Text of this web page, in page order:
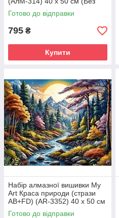
підрамника)
Готово до відправки
795 ₴
Купити
Набір алмазної вишивки My
Art Краса природи (стрази
AB+FD) (AR-3352) 40 х 50 см
(На підрамнику)
Готово до відправки